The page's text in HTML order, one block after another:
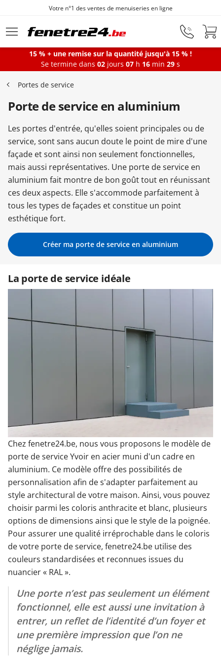
Aller au contenu principal
Votre n°1 des ventes de menuiseries en ligne
Fenêtres
Portes-fenêtres
Baies vitrées
Portes d'entrée
Protections solaires
Garages & Carports
Clôtures et portails
M'identifier
15 % + une remise sur la quantité jusqu'à 15 % !
Se termine dans 02 jours 07 h 16 min 29 s
Portes de service
Porte de service en aluminium
Les portes d'entrée, qu'elles soient principales ou de
service, sont sans aucun doute le point de mire d'une
façade et sont ainsi non seulement fonctionnelles,
mais aussi représentatives. Une porte de service en
aluminium fait montre de bon goût tout en réunissant
ces deux aspects. Elle s'accommode parfaitement à
tous les types de façades et constitue un point
esthétique fort.
Créer ma porte de service en aluminium
La porte de service idéale
Chez fenetre24.be, nous vous proposons le modèle de
porte de service Yvoir en acier muni d'un cadre en
aluminium. Ce modèle offre des possibilités de
personnalisation afin de s'adapter parfaitement au
style architectural de votre maison. Ainsi, vous pouvez
choisir parmi les coloris anthracite et blanc, plusieurs
options de dimensions ainsi que le style de la poignée.
Pour assurer une qualité irréprochable dans le coloris
de votre porte de service, fenetre24.be utilise des
couleurs standardisées et reconnues issues du
nuancier « RAL ».
Une porte n’est pas seulement un élément
fonctionnel, elle est aussi une invitation à
entrer, un reflet de l’identité d’un foyer et
une première impression que l’on ne
néglige jamais.